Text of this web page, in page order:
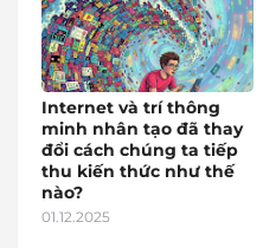
Internet và trí thông
minh nhân tạo đã thay
đổi cách chúng ta tiếp
thu kiến thức như thế
nào?
01.12.2025